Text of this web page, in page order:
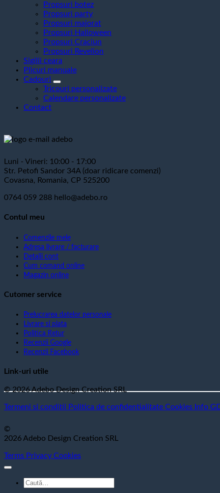
Propsuri botez
Propsuri party
Propsuri majorat
Propsuri Halloween
Propsuri Craciun
Propsuri Revelion
Sigilii ceara
Plicuri manuale
Cadouri
Tricouri personalizate
Calendare personalizate
Contact
Luni - Vineri: 10:00 - 17:00
Str. Petofi Sandor 34A (doar ridicare comenzi)
Covasna, Romania, CP 525200
0764 059 288 hello@adebo.ro
Contul meu
Comenzile mele
Adresa livrare / facturare
Detalii cont
Cum comand online
Magazin online
Cutomer service
Prelucrarea datelor personale
Livrare si plata
Politica Retur
Recenzii Google
Recenzii Facebook
Link-uri utile
© 2026 Adebo Design Creation SRL
Termeni si conditii Politica de confidentialitate Cookies Info
©
2026 Adebo Design Creation SRL
Terms Privacy Cookies
Caută
după: